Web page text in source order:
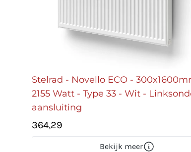
Stelrad - Novello ECO -
2155 Watt - Type 33 - Wit -
aansluiting
364,29
Bekijk meer